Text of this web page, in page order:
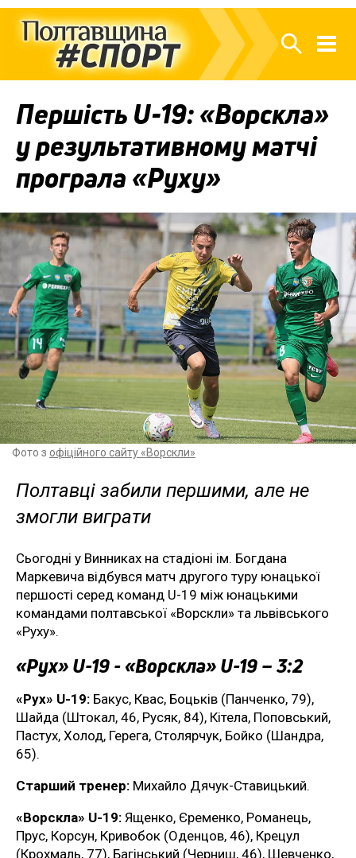
Першість U-19: «Ворскла»
у результативному матчі
програла «Руху»
Фото з офіційного сайту «Ворскли»
Полтавці забили першими, але не
змогли виграти
Сьогодні у Винниках на стадіоні ім. Богдана
Маркевича відбувся матч другого туру юнацької
першості серед команд U-19 між юнацькими
командами полтавської «Ворскли» та львівського
«Руху».
«Рух» U-19 - «Ворскла» U-19 – 3:2
«Рух» U-19: Бакус, Квас, Боцьків (Панченко, 79),
Шайда (Штокал, 46, Русяк, 84), Кітела, Поповський,
Пастух, Холод, Герега, Столярчук, Бойко (Шандра,
65).
Старший тренер: Михайло Дячук-Ставицький.
«Ворскла» U-19: Ященко, Єременко, Романець,
Прус, Корсун, Кривобок (Оденцов, 46), Крецул
(Крохмаль, 77), Багінський (Черниш, 46), Шевченко,